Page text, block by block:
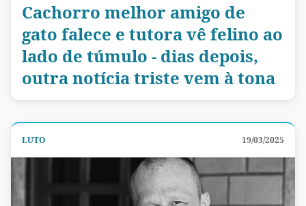
Cachorro melhor amigo de
gato falece e tutora vê felino ao
lado de túmulo - dias depois,
outra notícia triste vem à tona
LUTO 19/03/2025